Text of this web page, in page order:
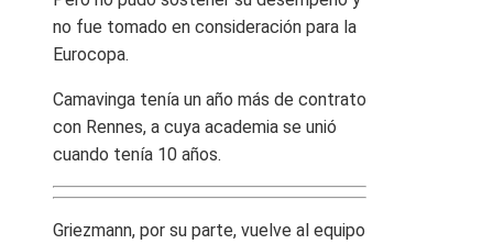
no fue tomado en consideración para la
Eurocopa.
Camavinga tenía un año más de contrato
con Rennes, a cuya academia se unió
cuando tenía 10 años.
Griezmann, por su parte, vuelve al equipo